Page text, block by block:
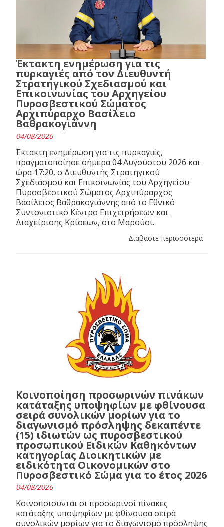
Έκτακτη ενημέρωση για τις
πυρκαγιές από τον Διευθυντή
Στρατηγικού Σχεδιασμού και
Επικοινωνίας του Αρχηγείου
Πυροσβεστικού Σώματος
Αρχιπύραρχο Βασίλειο
Βαθρακογιάννη
04/08/2026
Έκτακτη ενημέρωση για τις πυρκαγιές,
πραγματοποίησε σήμερα 04 Αυγούστου 2026 και
ώρα 17:20, ο Διευθυντής Στρατηγικού
Σχεδιασμού και Επικοινωνίας του Αρχηγείου
Πυροσβεστικού Σώματος Αρχιπύραρχος
Βασίλειος Βαθρακογιάννης από το Εθνικό
Συντονιστικό Κέντρο Επιχειρήσεων και
Διαχείρισης Κρίσεων, στο Μαρούσι.
Διαβάστε περισσότερα
Κοινοποίηση προσωρινών πινάκων
κατάταξης υποψηφίων με φθίνουσα
σειρά συνολικών μορίων για το
διαγωνισμό πρόσληψης δεκαπέντε
(15) ιδιωτών ως πυροσβεστικού
προσωπικού Ειδικών Καθηκόντων
κατηγορίας Διοικητικών με
ειδικότητα Οικονομικών στο
Πυροσβεστικό Σώμα για το έτος 2026
04/08/2026
Κοινοποιούνται οι προσωρινοί πίνακες
κατάταξης υποψηφίων με φθίνουσα σειρά
συνολικών μορίων για το διαγωνισμό πρόσληψης